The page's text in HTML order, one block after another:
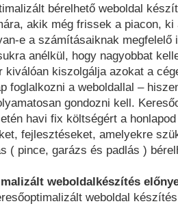
bérelhető weboldal
akik még frissek a piacon, ki
e a számításaiknak megfelelő
anélkül, hogy nagyobbat
kiválóan kiszolgálja azokat a
foglalkozni a weboldallal –
gondozni kell.
havi fix költségért a
fejlesztéseket, amelyekre
( pince, garázs és padlás )
weboldalkészítés
weboldal